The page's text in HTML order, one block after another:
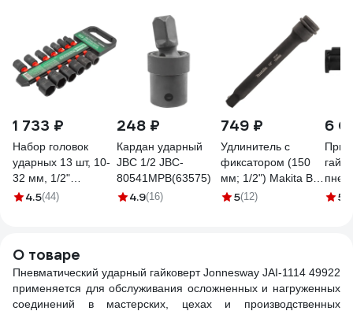
1 733 ₽
Набор головок
ударных 13 шт, 10-
32 мм, 1/2"
Rockforce RF-
4.5(44)
248 ₽
Кардан ударный
JBC 1/2 JBC-
80541MPB(63575)
4.9(16)
749 ₽
Удлинитель с
фиксатором (150
мм; 1/2") Makita B-
55712
5(12)
6
JAI-
5
О товаре
Пневматический ударный гайковерт Jonnesway JAI-1114 49922
применяется для обслуживания осложненных и нагруженных
соединений в мастерских, цехах и производственных